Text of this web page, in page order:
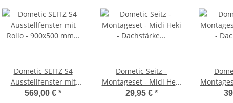
Dometic SEITZ S4
Ausstellfenster mit
Rollo - 900x500 mm
569,00 € *
Dometic Seitz -
Montageset - Midi Heki
- Dachstärke 30-34mm
29,95 € *
-